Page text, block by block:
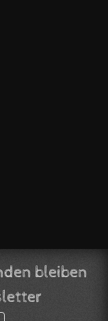
bleiben